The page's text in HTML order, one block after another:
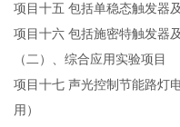
项目十五 包括单稳态触发器
项目十六 包括施密特触发器
（二）、综合应用实验项目
项目十七 声光控制节能路灯
用）